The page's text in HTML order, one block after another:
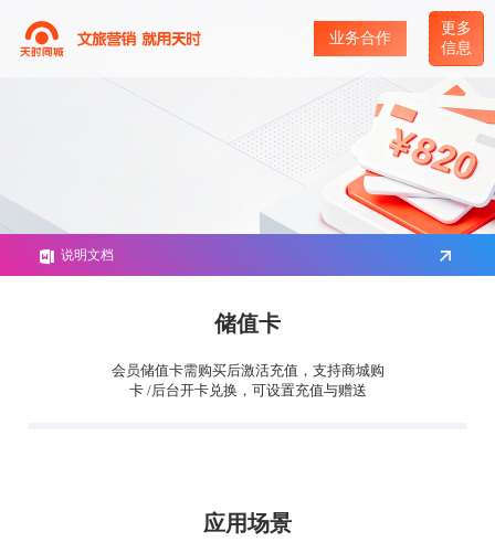
更多
信息
业务合作
说明文档
储值卡
会员储值卡需购买后激活充值，支持商城购
卡 /后台开卡兑换，可设置充值与赠送
应用场景